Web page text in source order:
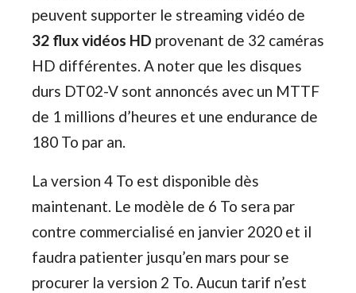
peuvent supporter le streaming vidéo de
32 flux vidéos HD provenant de 32 caméras
HD différentes. A noter que les disques
durs DT02-V sont annoncés avec un MTTF
de 1 millions d’heures et une endurance de
180 To par an.
La version 4 To est disponible dès
maintenant. Le modèle de 6 To sera par
contre commercialisé en janvier 2020 et il
faudra patienter jusqu’en mars pour se
procurer la version 2 To. Aucun tarif n’est